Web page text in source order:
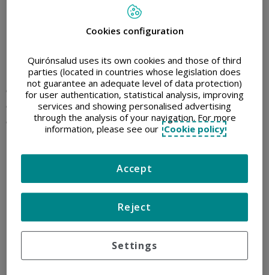
COMPARTIR
EN
La Fundación Quironsalud, es una de las herramientas de las
que dispone el Grupo Quironsalud para acceder a
convocatorias en la que sea necesaria la participación de una
entidad sin animo de lucro
Cookies configuration
Quirónsalud uses its own cookies and those of third
parties (located in countries whose legislation does
not guarantee an adequate level of data protection)
for user authentication, statistical analysis, improving
services and showing personalised advertising
through the analysis of your navigation. For more
information, please see our Cookie policy
Settings
Reject
Accept